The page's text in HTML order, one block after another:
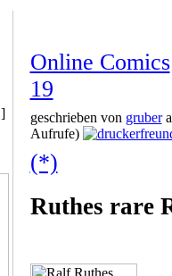
]
Online Comics
19
geschrieben von gruber
Aufrufe)
(*)
Ruthes rare